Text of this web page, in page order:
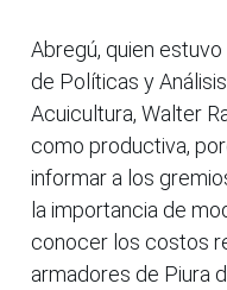
Abregú, quien
de Políticas y
Acuicultura, Walter
como productiva,
informar a los
la importancia de
conocer los costos
armadores de Piura